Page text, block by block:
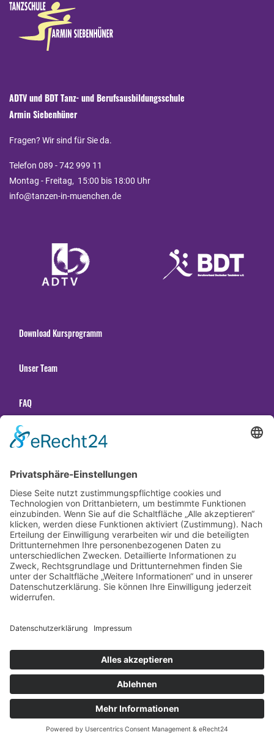
ADTV und BDT Tanz- und Berufsausbildungsschule
Armin Siebenhüner
Fragen? Wir sind für Sie da.
Telefon 089 - 742 999 11
Montag - Freitag, 15:00 bis 18:00 Uhr
info@tanzen-in-muenchen.de
Download Kursprogramm
Unser Team
FAQ
Unsere Tanzschulen
Gender Hinweis
Newsletter abonnieren
Impressum
Teilnahmebedingungen
Datenschutz Einstellungen